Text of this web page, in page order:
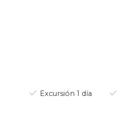
Excursión 1 día